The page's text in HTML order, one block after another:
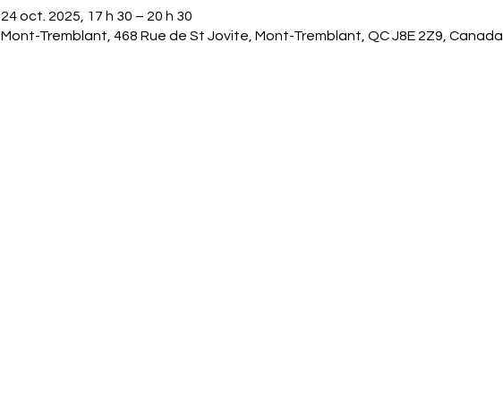
24 oct. 2025, 17 h 30 – 20 h 30
Mont-Tremblant, 468 Rue de St Jovite, Mont-Tremblant, QC J8E 2Z9, Canada